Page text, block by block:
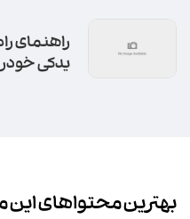
راهنمای
یدکی
بهترین محتواهای این